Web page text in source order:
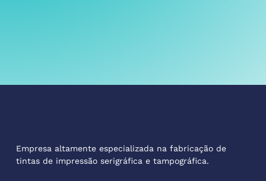
Empresa altamente especializada na fabricação de
tintas de impressão serigráfica e tampográfica.